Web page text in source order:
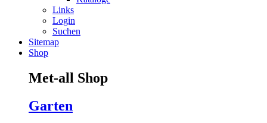
Links
Login
Suchen
Sitemap
Shop
Met-all Shop
Garten